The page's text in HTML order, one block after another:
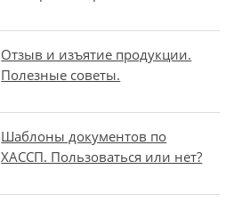
Отзыв и изъятие продукции.
Полезные советы.
Шаблоны документов по
ХАССП. Пользоваться или нет?